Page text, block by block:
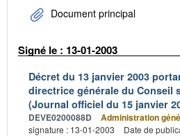
Document principal
Signé le : 13-01-2003
Décret du 13 janvier 2003
directrice générale du Conseil
(Journal officiel du 15 janvier
DEVE0200088D Administration
signature : 13-01-2003
Date de